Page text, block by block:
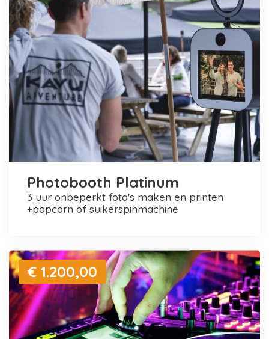
Photobooth Platinum
3 uur onbeperkt foto's maken en printen
+popcorn of suikerspinmachine
€ 1.200,00